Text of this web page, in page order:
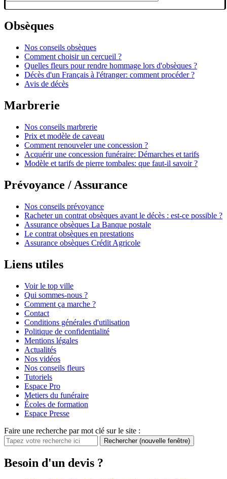
Obsèques
Nos conseils obsèques
Comment choisir un cercueil ?
Quelles fleurs pour rendre hommage lors d'obsèques ?
Décès d'un Français à l'étranger: comment procéder ?
Avis de décès
Marbrerie
Nos conseils marbrerie
Prix et modèle de caveau
Comment renouveler une concession ?
Acquérir une concession funéraire: Démarches et tarifs
Modèle et tarifs de pierre tombales: que faut-il savoir ?
Prévoyance / Assurance
Nos conseils prévoyance
Racheter un contrat obsèques avant le décès : est-ce possible ?
Assurance obsèques La Banque postale
Le contrat obsèques en prestations
Assurance obsèques Crédit Agricole
Liens utiles
Voir le top ville
Qui sommes-nous ?
Comment ça marche ?
Contact
Conditions générales d'utilisation
Politique de confidentialité
Mentions légales
Actualités
Nos vidéos
Nos conseils fleurs
Tutoriels
Espace Pro
Metiers du funéraire
Écoles de formation
Espace Presse
Faire une recherche par mot clé sur le site :
Rechercher (nouvelle fenêtre)
Besoin d'un devis ?